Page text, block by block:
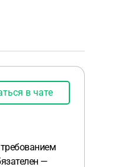
в чате
—